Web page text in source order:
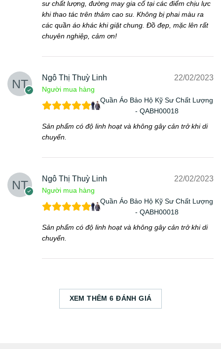
sư chất lượng, đường may gia cố tại các điểm chịu lực
khi thao tác trên thảm cao su. Không bị phai màu ra
các quần áo khác khi giặt chung. Đồ đẹp, mặc lên rất
chuyên nghiệp, cảm ơn!
Ngô Thị Thuỳ Linh
Người mua hàng
22/02/2023
Quần Áo Bảo Hộ Kỹ Sư Chất Lượng
- QABH00018
Sản phẩm có độ linh hoạt và không gây cản trở khi di
chuyển.
Ngô Thị Thuỳ Linh
Người mua hàng
22/02/2023
Quần Áo Bảo Hộ Kỹ Sư Chất Lượng
- QABH00018
Sản phẩm có độ linh hoạt và không gây cản trở khi di
chuyển.
XEM THÊM 6 ĐÁNH GIÁ